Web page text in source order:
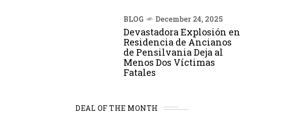
BLOG December 24, 2025
Devastadora Explosión en
Residencia de Ancianos
de Pensilvania Deja al
Menos Dos Víctimas
Fatales
DEAL OF THE MONTH